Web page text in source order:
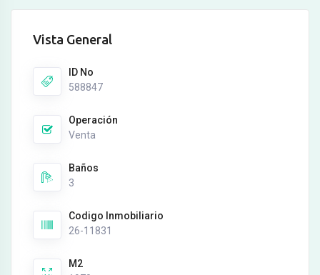
Vista General
ID No
588847
Operación
Venta
Baños
3
Codigo Inmobiliario
26-11831
M2